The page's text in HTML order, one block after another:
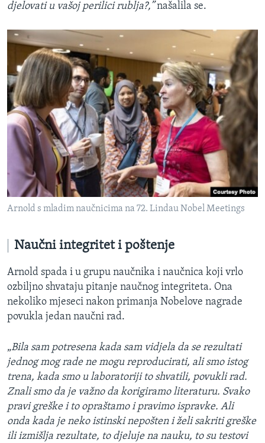
djelovati u vašoj perilici rublja?,”našalila se.
Arnold s mladim naučnicima na 72. Lindau Nobel Meetings
Naučni integritet i poštenje
Arnold spada i u grupu naučnika i naučnica koji vrlo
ozbiljno shvataju pitanje naučnog integriteta. Ona
nekoliko mjeseci nakon primanja Nobelove nagrade
povukla jedan naučni rad.
„Bila sam potresena kada sam vidjela da se rezultati
jednog mog rade ne mogu reproducirati, ali smo istog
trena, kada smo u laboratoriji to shvatili, povukli rad.
Znali smo da je važno da korigiramo literaturu. Svako
pravi greške i to opraštamo i pravimo ispravke. Ali
onda kada je neko istinski nepošten i želi sakriti greške
ili izmišlja rezultate, to djeluje na nauku, to su testovi